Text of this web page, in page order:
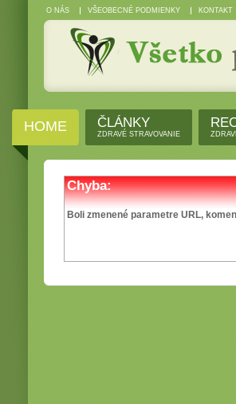
O NÁS VŠEOBECNÉ PODMIENKY KONTAKT
HOME ČLÁNKY
ZDRAVÉ STRAVOVANIE
Chyba:
Boli zmenené parametre URL,